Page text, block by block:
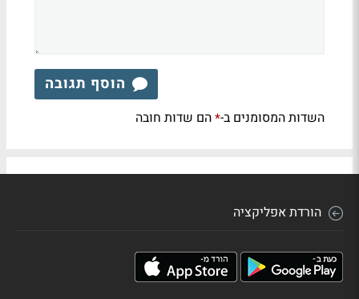
הוסף תגובה
השדות המסומנים ב-*הם שדות חובה
הורדת אפליקציה